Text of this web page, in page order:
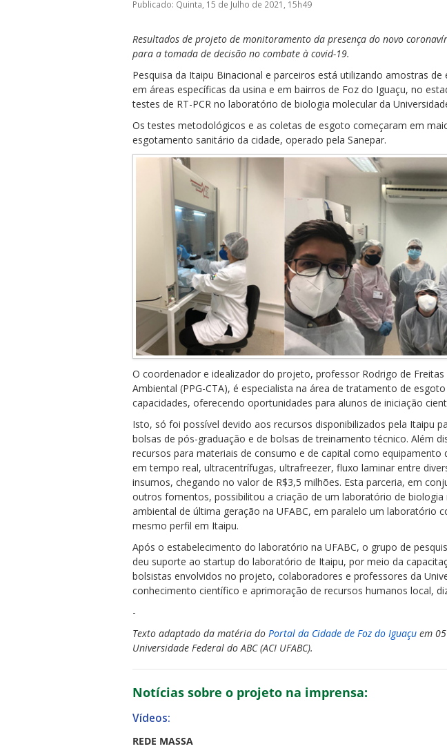
Publicado: Quinta, 15 de Julho de 2021, 15h49
Resultados de projeto de monitoramento da presença do novo
para a tomada de decisão no combate à covid-19.
Pesquisa da Itaipu Binacional e parceiros está utilizando amostras
em áreas específicas da usina e em bairros de Foz do Iguaçu, no
testes de RT-PCR no laboratório de biologia molecular da
Os testes metodológicos e as coletas de esgoto começaram em
esgotamento sanitário da cidade, operado pela Sanepar.
O coordenador e idealizador do projeto, professor Rodrigo de
Ambiental (PPG-CTA), é especialista na área de tratamento de
capacidades, oferecendo oportunidades para alunos de iniciação
Isto, só foi possível devido aos recursos disponibilizados pela Itaipu
bolsas de pós-graduação e de bolsas de treinamento técnico. Além
recursos para materiais de consumo e de capital como equipamento
em tempo real, ultracentrífugas, ultrafreezer, fluxo laminar entre
insumos, chegando no valor de R$3,5 milhões. Esta parceria, em
outros fomentos, possibilitou a criação de um laboratório de biologia
ambiental de última geração na UFABC, em paralelo um laboratório
mesmo perfil em Itaipu.
Após o estabelecimento do laboratório na UFABC, o grupo de
deu suporte ao startup do laboratório de Itaipu, por meio da
bolsistas envolvidos no projeto, colaboradores e professores da
conhecimento científico e aprimoração de recursos humanos local,
-
Texto adaptado da matéria do Portal da Cidade de Foz do Iguaçu em
Universidade Federal do ABC (ACI UFABC).
Notícias sobre o projeto na imprensa:
Vídeos:
REDE MASSA